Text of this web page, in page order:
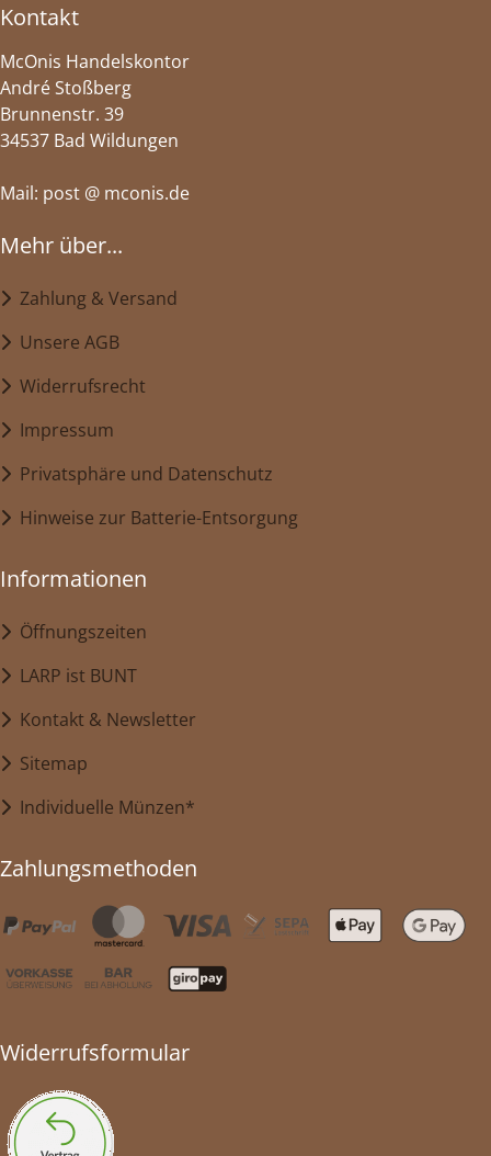
Kontakt
McOnis Handelskontor
André Stoßberg
Brunnenstr. 39
34537 Bad Wildungen
Mail: post @ mconis.de
Mehr über...
Zahlung & Versand
Unsere AGB
Widerrufsrecht
Impressum
Privatsphäre und Datenschutz
Hinweise zur Batterie-Entsorgung
Informationen
Öffnungszeiten
LARP ist BUNT
Kontakt & Newsletter
Sitemap
Individuelle Münzen*
Zahlungsmethoden
Widerrufsformular